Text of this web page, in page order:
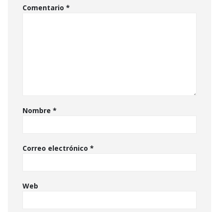
Comentario *
Nombre *
Correo electrónico *
Web